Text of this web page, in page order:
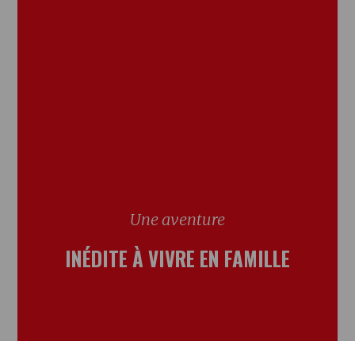
Une aventure
INÉDITE À VIVRE EN FAMILLE